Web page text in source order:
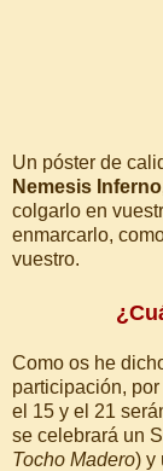
Un póster de
Nemesis
colgarlo en
enmarcarlo,
vuestro.
Como os he
participación,
el 15 y el 21
se celebrará un
Tocho Madero) y